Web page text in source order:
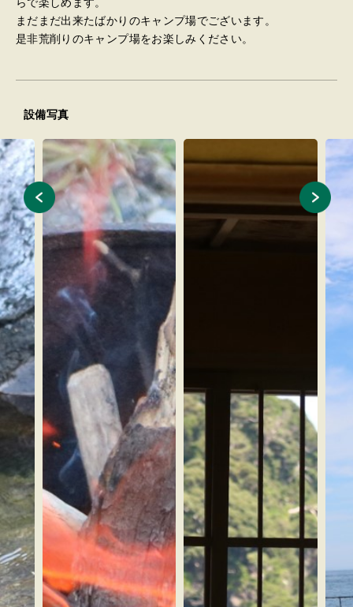
まだまだ出来たばかりのキャンプ場でございます。
是非荒削りのキャンプ場をお楽しみください。
設備写真